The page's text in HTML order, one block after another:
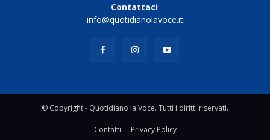
Contattaci:
info@quotidianolavoce.it
© Copyright - Quotidiano la Voce. Tutti i diritti riservati.
Contatti Privacy Policy